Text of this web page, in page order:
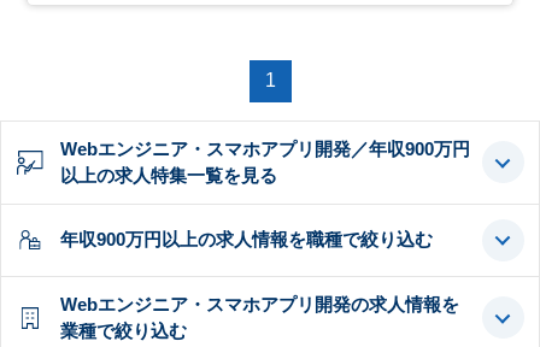
1
Webエンジニア・スマホアプリ開発／年収900万円
以上の求人特集一覧を見る
年収900万円以上の求人情報を職種で絞り込む
Webエンジニア・スマホアプリ開発の求人情報を
業種で絞り込む